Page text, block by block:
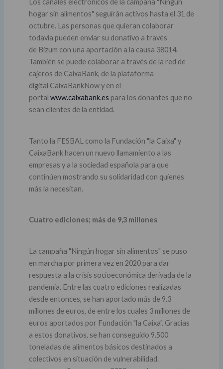
Los canales electrónicos de la campaña "Ningún
hogar sin alimentos" seguirán activos hasta el 31 de
octubre. Las personas que quieran colaborar
todavía pueden enviar su donativo a través
de Bizum con una aportación a la causa 38014.
También se puede colaborar a través de la red de
cajeros de CaixaBank, de la plataforma
digital CaixaBankNow y en el
portal www.caixabank.es para los donantes que no
sean clientes de la entidad.
Tanto la FESBAL como la Fundación "la Caixa" y
CaixaBank hacen un nuevo llamamiento a las
empresas y a la sociedad española para que
continúen mostrando su solidaridad con quienes
más la necesitan.
Cuatro ediciones; más de 9,3 millones
La campaña "Ningún hogar sin alimentos" se puso
en marcha por primera vez en 2020 para dar
respuesta a la crisis socioeconómica derivada de la
pandemia. Entre las cuatro ediciones realizadas
desde entonces, se han aportado más de 9,3
millones de euros, de entre los cuales 3 millones de
euros aportados por Fundación "la Caixa". Gracias
a estos donativos, se han conseguido 9.500
toneladas de alimentos básicos destinados a
colectivos en situación de vulnerabilidad.